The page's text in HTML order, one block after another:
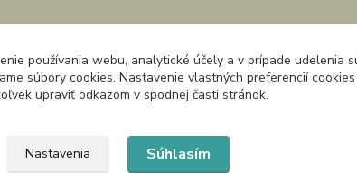
používania webu, analytické účely a v prípade udelenia
súbory cookies. Nastavenie vlastných preferencií
upraviť odkazom v spodnej časti stránok.
Nastavenia Súhlasím